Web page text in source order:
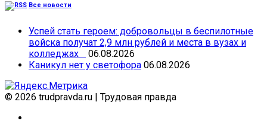
Все новости
Успей стать героем: добровольцы в беспилотные
войска получат 2,9 млн рублей и места в вузах и
колледжах
06.08.2026
Каникул нет у светофора 06.08.2026
© 2026 trudpravda.ru | Трудовая правда